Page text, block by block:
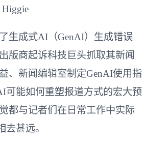
Higgie
生成式AI（GenAI）生成错误
版商起诉科技巨头抓取其新闻
、新闻编辑室制定GenAI使用指
可能如何重塑报道方式的宏大预
都与记者们在日常工作中实际
去甚远。